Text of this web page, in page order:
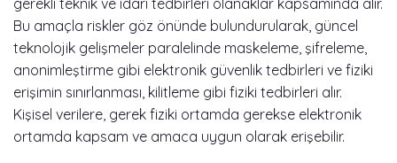
gerekli teknik ve idari tedbirleri olanaklar kapsamında alır.
Bu amaçla riskler göz önünde bulundurularak, güncel
teknolojik gelişmeler paralelinde maskeleme, şifreleme,
anonimleştirme gibi elektronik güvenlik tedbirleri ve fiziki
erişimin sınırlanması, kilitleme gibi fiziki tedbirleri alır.
Kişisel verilere, gerek fiziki ortamda gerekse elektronik
ortamda kapsam ve amaca uygun olarak erişebilir.